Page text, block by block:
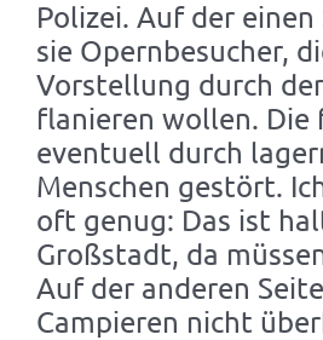
Polizei. Auf der einen
sie Opernbesucher,
Vorstellung durch
flanieren wollen. Die
eventuell durch
Menschen gestört.
oft genug: Das ist
Großstadt, da
Auf der anderen
Campieren nicht